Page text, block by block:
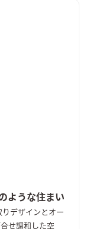
ような住まい
デザインとオー
せ調和した空